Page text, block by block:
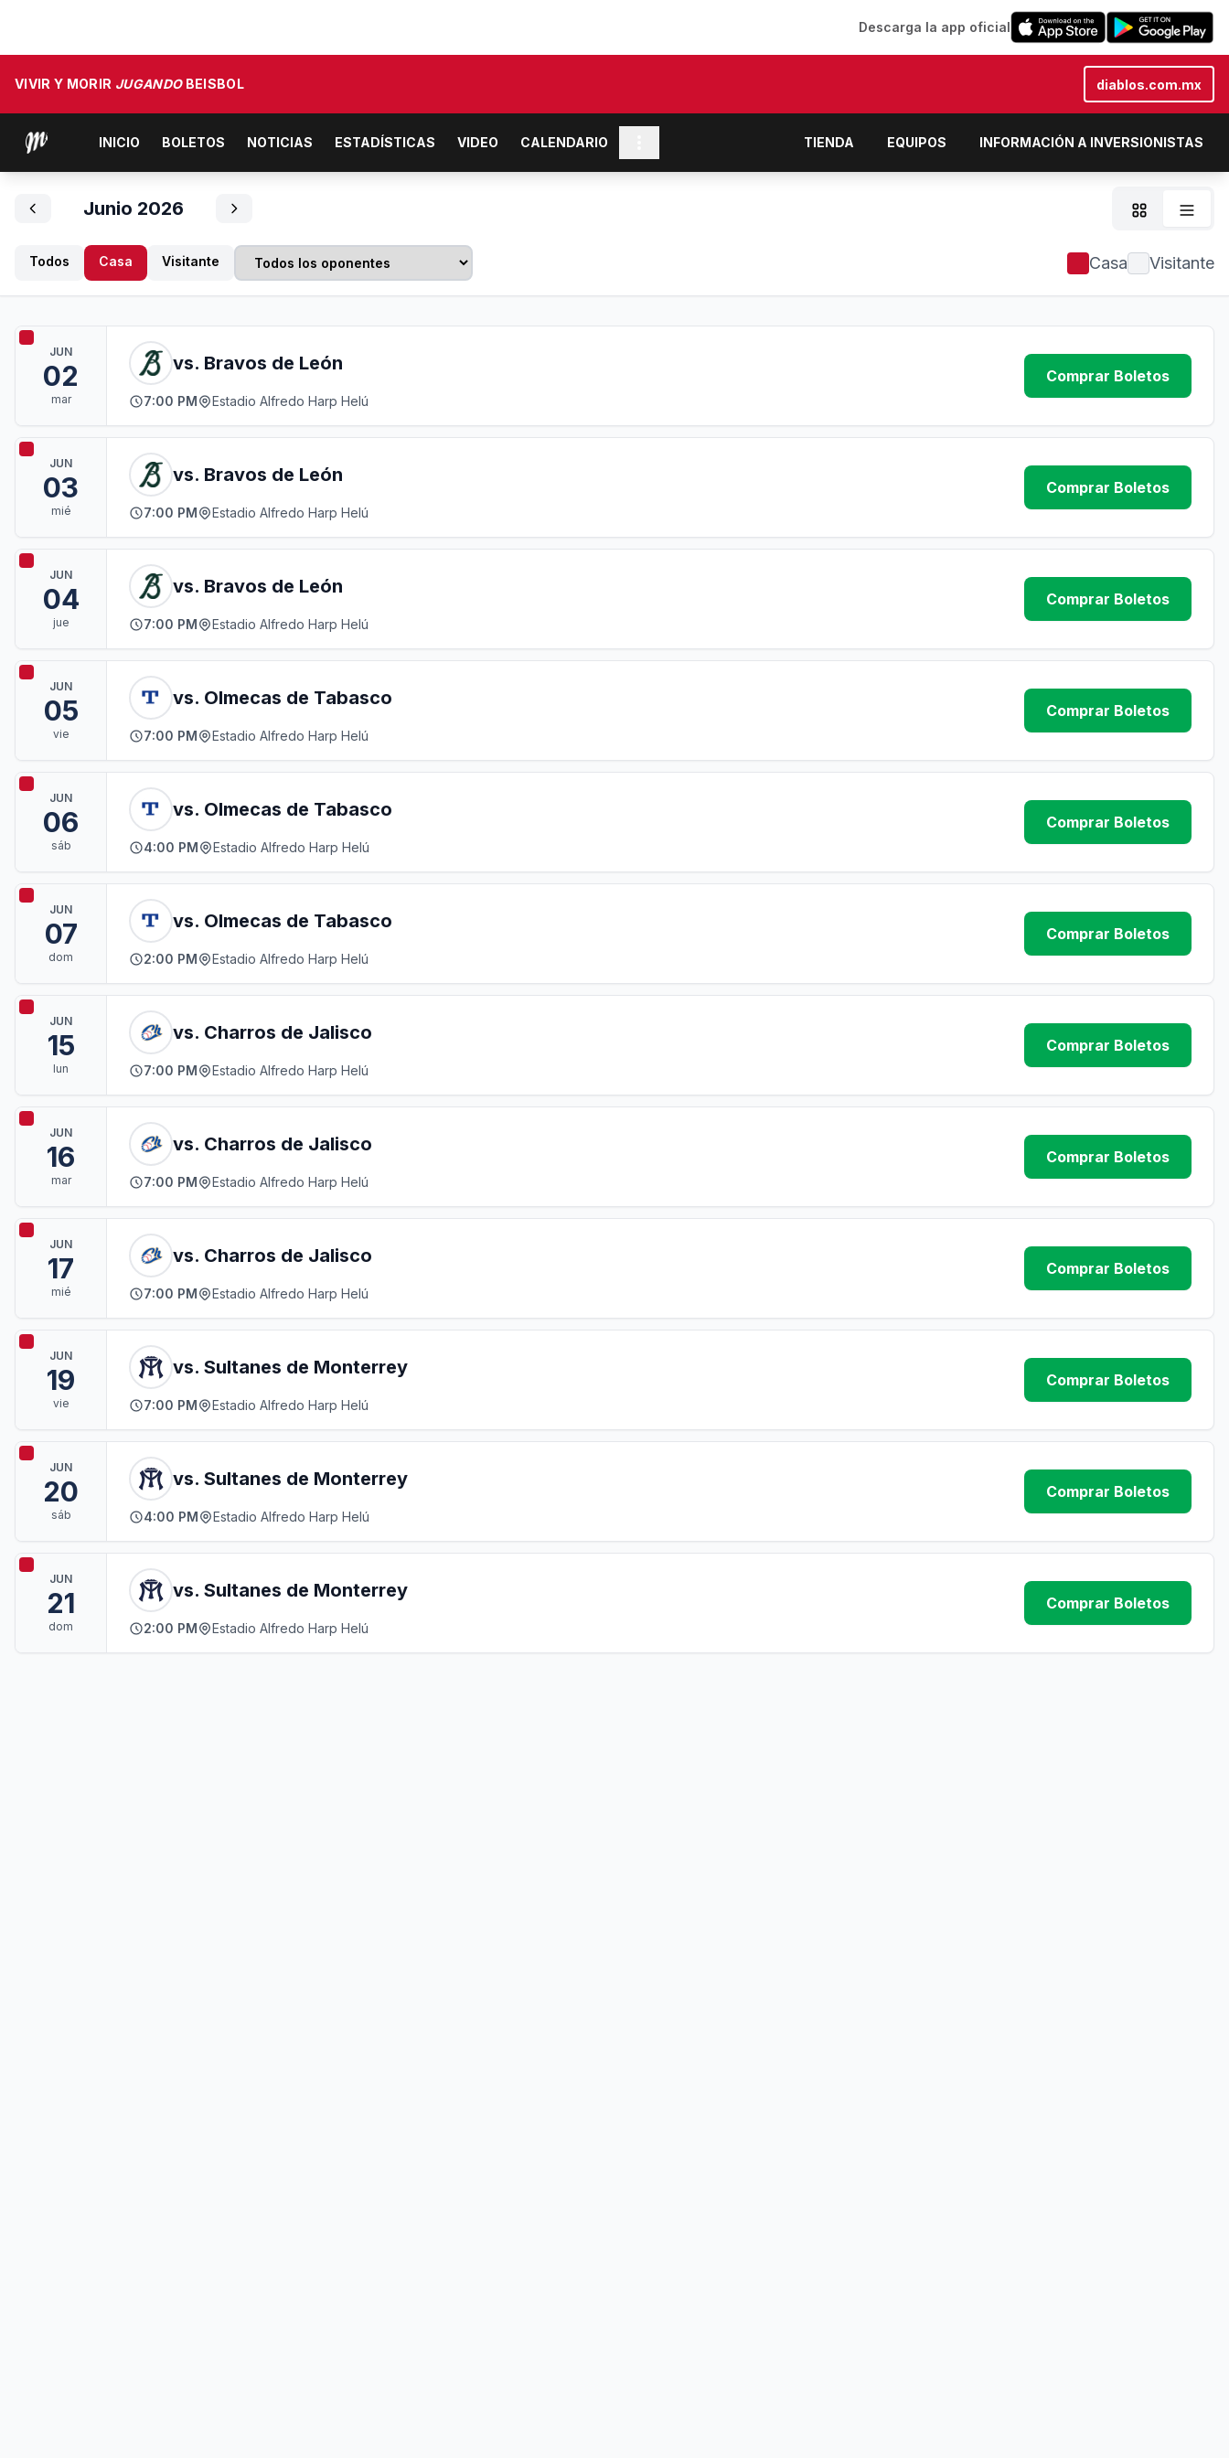
Descarga la app oficial
VIVIR Y MORIR JUGANDOBEISBOL diablos.com.mx
INICIO BOLETOS NOTICIAS ESTADÍSTICAS VIDEO CALENDARIO TIENDA EQUIPOS INFORMACIÓN A INVERSIONISTAS
Junio 2026
Todos Casa Visitante Casa Visitante
JUN
02
mar
vs. Bravos de León
7:00 PM Estadio Alfredo Harp Helú
Comprar Boletos
JUN
03
mié
vs. Bravos de León
7:00 PM Estadio Alfredo Harp Helú
Comprar Boletos
JUN
04
jue
vs. Bravos de León
7:00 PM Estadio Alfredo Harp Helú
Comprar Boletos
JUN
05
vie
vs. Olmecas de Tabasco
7:00 PM Estadio Alfredo Harp Helú
Comprar Boletos
JUN
06
sáb
vs. Olmecas de Tabasco
4:00 PM Estadio Alfredo Harp Helú
Comprar Boletos
JUN
07
dom
vs. Olmecas de Tabasco
2:00 PM Estadio Alfredo Harp Helú
Comprar Boletos
JUN
15
lun
vs. Charros de Jalisco
7:00 PM Estadio Alfredo Harp Helú
Comprar Boletos
JUN
16
mar
vs. Charros de Jalisco
7:00 PM Estadio Alfredo Harp Helú
Comprar Boletos
JUN
17
mié
vs. Charros de Jalisco
7:00 PM Estadio Alfredo Harp Helú
Comprar Boletos
JUN
19
vie
vs. Sultanes de Monterrey
7:00 PM Estadio Alfredo Harp Helú
Comprar Boletos
JUN
20
sáb
vs. Sultanes de Monterrey
4:00 PM Estadio Alfredo Harp Helú
Comprar Boletos
JUN
21
dom
vs. Sultanes de Monterrey
2:00 PM Estadio Alfredo Harp Helú
Comprar Boletos